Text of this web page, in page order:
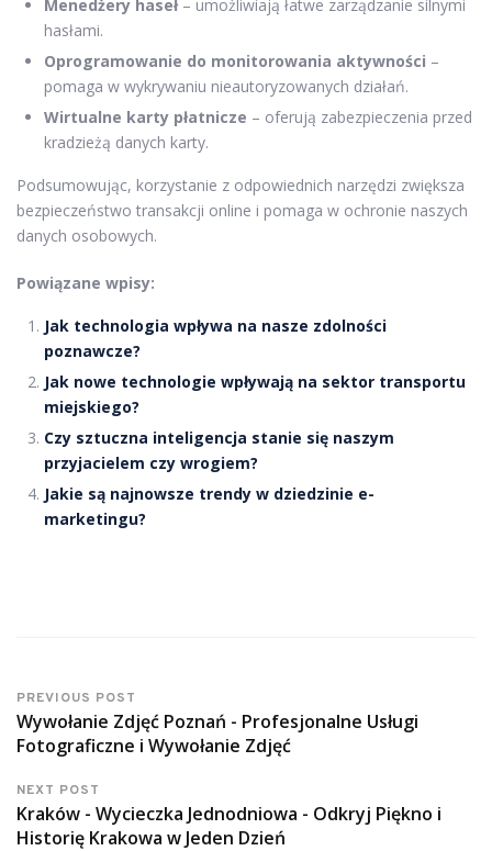
Menedżery haseł– umożliwiają łatwe zarządzanie silnymi
hasłami.
Oprogramowanie do monitorowania aktywności –
pomaga w wykrywaniu nieautoryzowanych działań.
Wirtualne karty płatnicze – oferują zabezpieczenia przed
kradzieżą danych karty.
Podsumowując, korzystanie z odpowiednich narzędzi zwiększa
bezpieczeństwo transakcji online i pomaga w ochronie naszych
danych osobowych.
Powiązane wpisy:
Jak technologia wpływa na nasze zdolności
poznawcze?
Jak nowe technologie wpływają na sektor transportu
miejskiego?
Czy sztuczna inteligencja stanie się naszym
przyjacielem czy wrogiem?
Jakie są najnowsze trendy w dziedzinie e-
marketingu?
PREVIOUS POST
Wywołanie Zdjęć Poznań - Profesjonalne Usługi
Fotograficzne i Wywołanie Zdjęć
NEXT POST
Kraków - Wycieczka Jednodniowa - Odkryj Piękno i
Historię Krakowa w Jeden Dzień